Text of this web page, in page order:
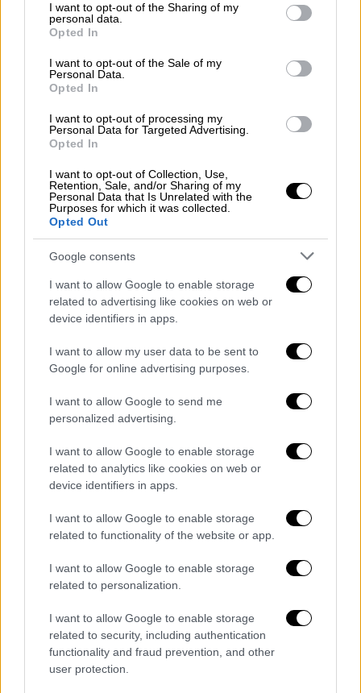
not limited to your visit or usage behaviour. You may click to
grant or deny consent to Google and its third-party tags to
use your data for below specified purposes in below Google
consent section.
I want to opt-out of the Sharing of my
personal data.
Opted In
I want to opt-out of the Sale of my
Personal Data.
Opted In
I want to opt-out of processing my
Personal Data for Targeted Advertising.
Opted In
I want to opt-out of Collection, Use,
Retention, Sale, and/or Sharing of my
Personal Data that Is Unrelated with the
Purposes for which it was collected.
Opted Out
Google consents
I want to allow Google to enable storage
related to advertising like cookies on web or
device identifiers in apps.
I want to allow my user data to be sent to
Google for online advertising purposes.
I want to allow Google to send me
personalized advertising.
I want to allow Google to enable storage
related to analytics like cookies on web or
device identifiers in apps.
I want to allow Google to enable storage
related to functionality of the website or app.
I want to allow Google to enable storage
related to personalization.
I want to allow Google to enable storage
related to security, including authentication
functionality and fraud prevention, and other
user protection.
Σύμφωνα με τον ίδιο, η «εξερεύνηση» αυτή
εξελίχθηκε σε μια επαναλαμβανόμενη
κατάστασηπου κράτησε μέχρι τα πρώτα
εφηβικά του χρόνια. Στο οπτικοακουστικό
υλικό που συνοδεύει το τραγούδι,
κυριαρχούν έντονες και προκλητικές
αισθητικής και ερωτισμού.
Kanye West is claiming he and a
now-incarcerated male cousin
sexually experimented with each
other when they were kids -- an
experience he's turned into a new
of their dark paths.
https://t.co/TpabsuokeL
pic.twitter.com/zW4Dt47YVY
Ο ίδιος στο παρελθόν είχε εκφράσει
δημόσια την εκτίμησή του για τον ξάδερφό
του, ο οποίος εκτίει ποινή φυλάκισης,
λέγοντας πως «παραμένει οικογένεια».
Ενδεικτικά, το 2018 είχε δηλώσει σε talk